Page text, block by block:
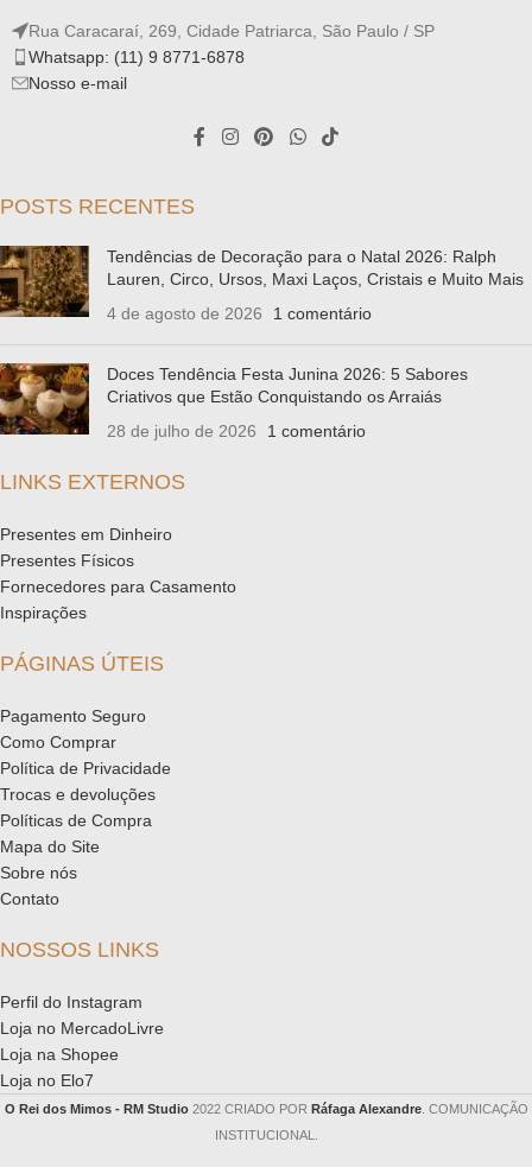
Rua Caracaraí, 269, Cidade Patriarca, São Paulo / SP
Whatsapp: (11) 9 8771-6878
Nosso e-mail
POSTS RECENTES
Tendências de Decoração para o Natal 2026: Ralph
Lauren, Circo, Ursos, Maxi Laços, Cristais e Muito Mais
4 de agosto de 2026
1 comentário
Doces Tendência Festa Junina 2026: 5 Sabores
Criativos que Estão Conquistando os Arraiás
28 de julho de 2026
1 comentário
LINKS EXTERNOS
Presentes em Dinheiro
Presentes Físicos
Fornecedores para Casamento
Inspirações
PÁGINAS ÚTEIS
Pagamento Seguro
Como Comprar
Política de Privacidade
Trocas e devoluções
Políticas de Compra
Mapa do Site
Sobre nós
Contato
NOSSOS LINKS
Perfil do Instagram
Loja no MercadoLivre
Loja na Shopee
Loja no Elo7
O Rei dos Mimos - RM Studio 2022 CRIADO POR Ráfaga Alexandre. COMUNICAÇÃO
INSTITUCIONAL.